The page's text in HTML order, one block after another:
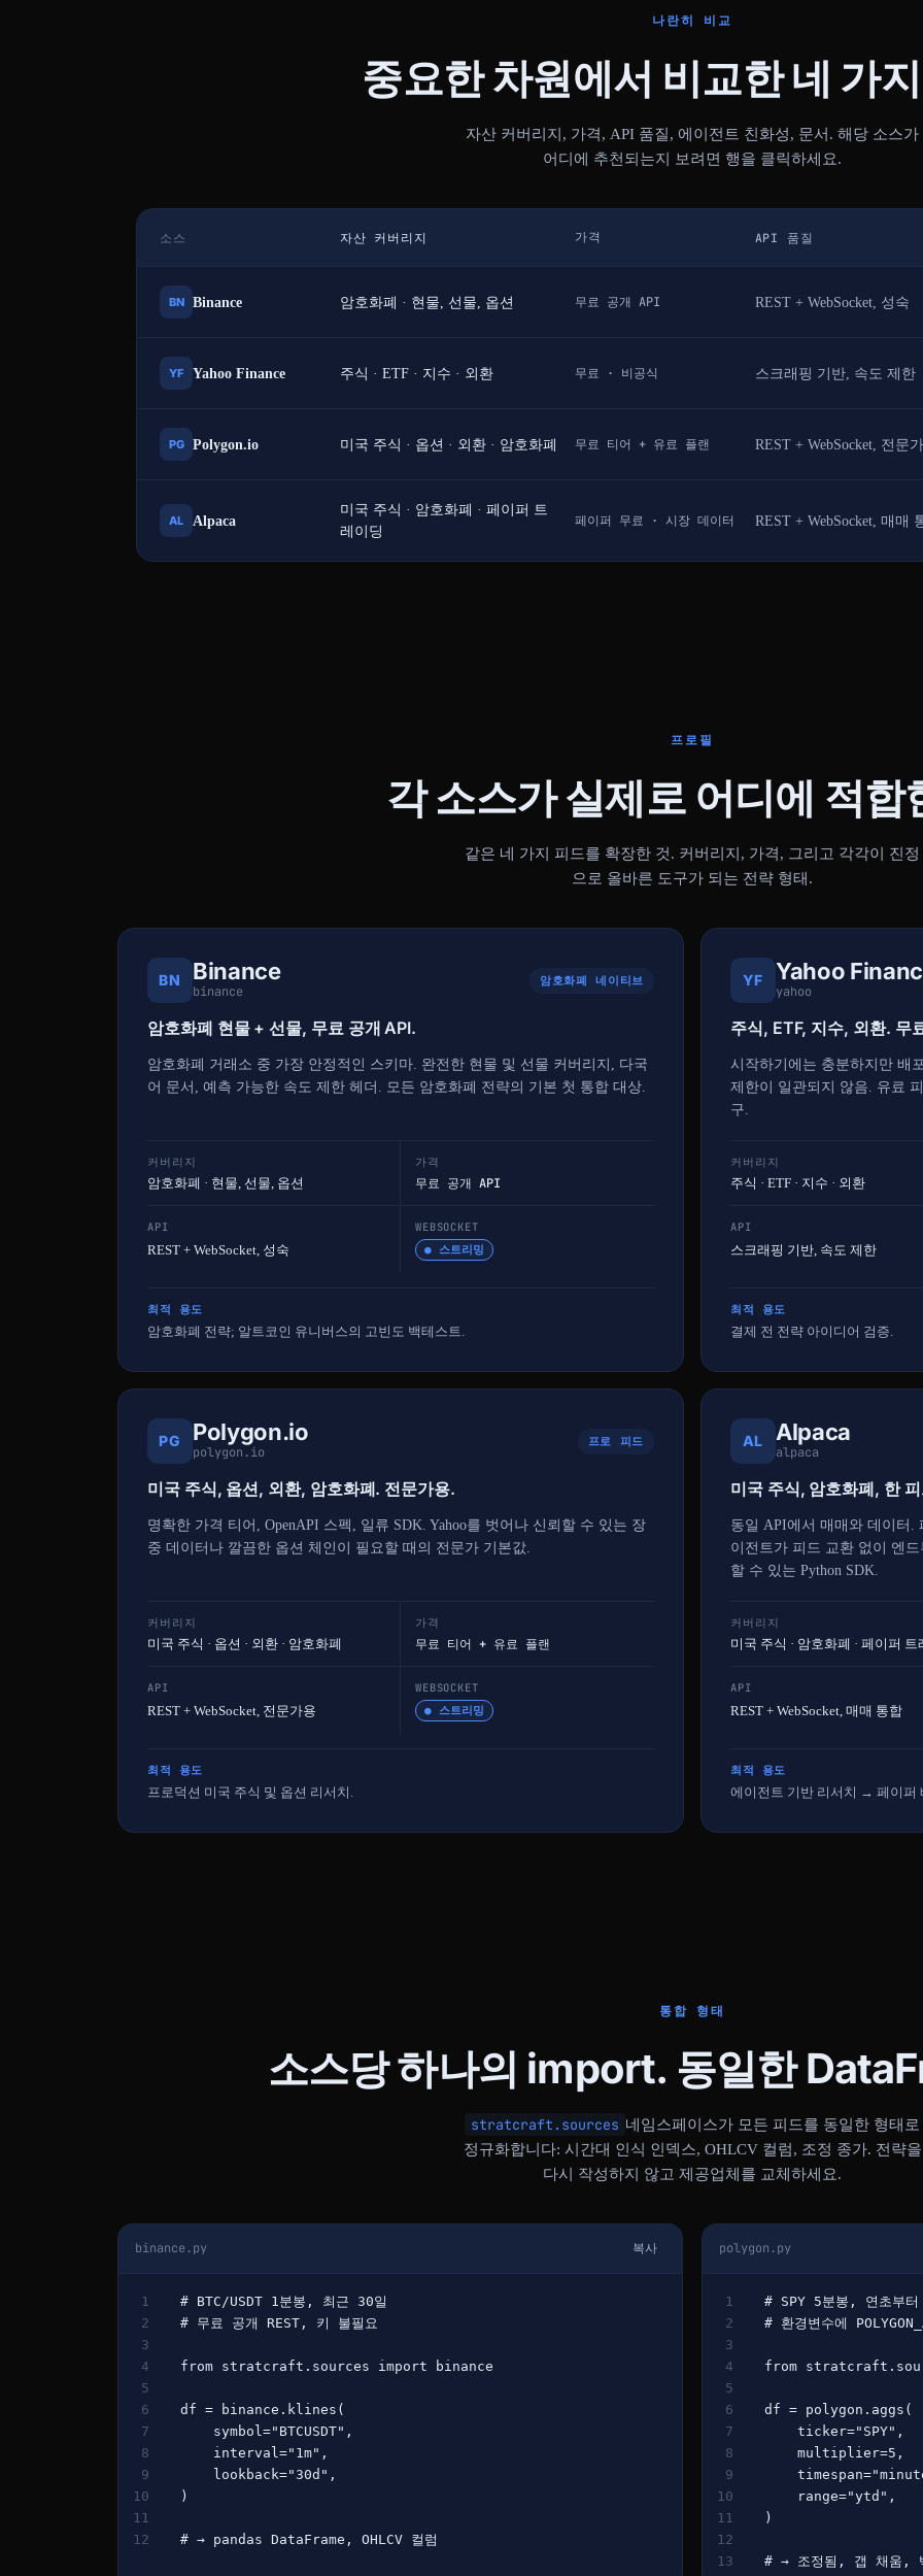
나란히 비교
중요한 차원에서 비교한 네 가
자산 커버리지, 가격, API 품질, 에이전트 친화성, 문서. 해당 소스가
어디에 추천되는지 보려면 행을 클릭하세요.
소스 자산 커버리지 가격 API 품질
BN Binance 암호화폐 · 현물, 선물, 옵션 무료 공개 API REST + WebSocket, 성숙
YF Yahoo Finance 주식 · ETF · 지수 · 외환 무료 · 비공식 스크래핑 기반, 속도 제한
PG Polygon.io 미국 주식 · 옵션 · 외환 · 암호화폐 무료 티어 + 유료 플랜 REST + WebSocket, 전문
AL Alpaca
미국 주식 · 암호화폐 · 페이퍼 트
레이딩
페이퍼 무료 · 시장 데이터 REST + WebSocket, 매매
프로필
각 소스가 실제로 어디에 적합
같은 네 가지 피드를 확장한 것. 커버리지, 가격, 그리고 각각이 진정
으로 올바른 도구가 되는 전략 형태.
BN Binance
binance
암호화폐 네이티브
암호화폐 현물 + 선물, 무료 공개 API.
암호화폐 거래소 중 가장 안정적인 스키마. 완전한 현물 및 선물 커버리지, 다국
어 문서, 예측 가능한 속도 제한 헤더. 모든 암호화폐 전략의 기본 첫 통합 대상.
커버리지
암호화폐 · 현물, 선물, 옵션
가격
무료 공개 API
API
REST + WebSocket, 성숙
WEBSOCKET
● 스트리밍
최적 용도
암호화폐 전략; 알트코인 유니버스의 고빈도 백테스트.
YF Yahoo
yahoo
주식, ETF, 지수, 외환. 무
시작하기에는 충분하지만 배
제한이 일관되지 않음. 유료
구.
커버리지
주식 · ETF · 지수 · 외환
API
스크래핑 기반, 속도 제한
최적 용도
결제 전 전략 아이디어 검증.
PG Polygon.io
polygon.io
프로 피드
미국 주식, 옵션, 외환, 암호화폐. 전문가용.
명확한 가격 티어, OpenAPI 스펙, 일류 SDK. Yahoo를 벗어나 신뢰할 수 있는 장
중 데이터나 깔끔한 옵션 체인이 필요할 때의 전문가 기본값.
커버리지
미국 주식 · 옵션 · 외환 · 암호화폐
가격
무료 티어 + 유료 플랜
API
REST + WebSocket, 전문가용
WEBSOCKET
● 스트리밍
최적 용도
프로덕션 미국 주식 및 옵션 리서치.
AL Alpaca
alpaca
미국 주식, 암호화폐, 한
동일 API에서 매매와 데이터.
이전트가 피드 교환 없이 엔
할 수 있는 Python SDK.
커버리지
미국 주식 · 암호화폐 · 페이퍼 트
API
REST + WebSocket, 매매 통합
최적 용도
에이전트 기반 리서치 → 페이퍼
통합 형태
소스당 하나의 import. 동일한
stratcraft.sources 네임스페이스가 모든 피드를 동일한 형태로
정규화합니다: 시간대 인식 인덱스, OHLCV 컬럼, 조정 종가. 전략을
다시 작성하지 않고 제공업체를 교체하세요.
binance.py 복사
1
2
3
4
5
6
7
8
9
10
11
12
# BTC/USDT 1분봉, 최근 30일
# 무료 공개 REST, 키 불필요
from stratcraft.sources import binance
df = binance.klines(
    symbol=
"BTCUSDT" ,
    interval=
"1m" ,
    lookback=
"30d" ,
)
# → pandas DataFrame, OHLCV 컬럼
polygon.py
1
2
3
4
5
6
7
8
9
10
11
12
13
# SPY 5분봉, 연초부터
# 환경변수에
from
df = polygon.aggs(
    ticker=
"SPY" ,
    multiplier=
5 ,
    timespan=
    range=
"ytd" ,
)
# → 조정됨, 갭 채움,